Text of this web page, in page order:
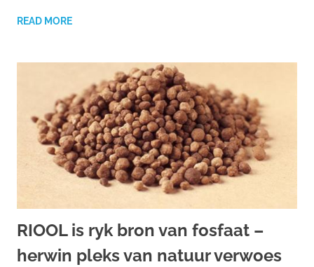
READ MORE
RIOOL is ryk bron van fosfaat –
herwin pleks van natuur verwoes